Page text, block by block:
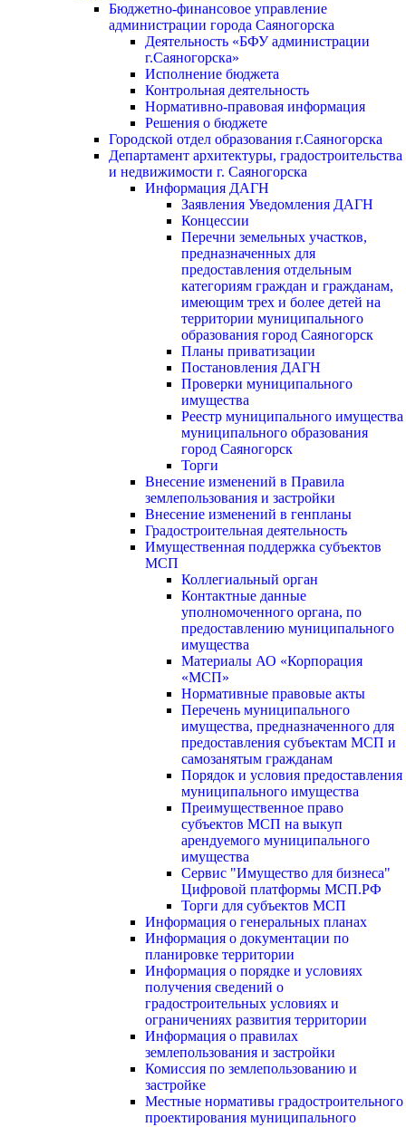
Бюджетно-финансовое управление
администрации города Саяногорска
Деятельность «БФУ администрации
г.Саяногорска»
Исполнение бюджета
Контрольная деятельность
Нормативно-правовая информация
Решения о бюджете
Городской отдел образования г.Саяногорска
Департамент архитектуры, градостроительства
и недвижимости г. Саяногорска
Информация ДАГН
Заявления Уведомления ДАГН
Концессии
Перечни земельных участков,
предназначенных для
предоставления отдельным
категориям граждан и гражданам,
имеющим трех и более детей на
территории муниципального
образования город Саяногорск
Планы приватизации
Постановления ДАГН
Проверки муниципального
имущества
Реестр муниципального имущества
муниципального образования
город Саяногорск
Торги
Внесение изменений в Правила
землепользования и застройки
Внесение изменений в генпланы
Градостроительная деятельность
Имущественная поддержка субъектов
МСП
Коллегиальный орган
Контактные данные
уполномоченного органа, по
предоставлению муниципального
имущества
Материалы АО «Корпорация
«МСП»
Нормативные правовые акты
Перечень муниципального
имущества, предназначенного для
предоставления субъектам МСП и
самозанятым гражданам
Порядок и условия предоставления
муниципального имущества
Преимущественное право
субъектов МСП на выкуп
арендуемого муниципального
имущества
Сервис "Имущество для бизнеса"
Цифровой платформы МСП.РФ
Торги для субъектов МСП
Информация о генеральных планах
Информация о документации по
планировке территории
Информация о порядке и условиях
получения сведений о
градостроительных условиях и
ограничениях развития территории
Информация о правилах
землепользования и застройки
Комиссия по землепользованию и
застройке
Местные нормативы градостроительного
проектирования муниципального